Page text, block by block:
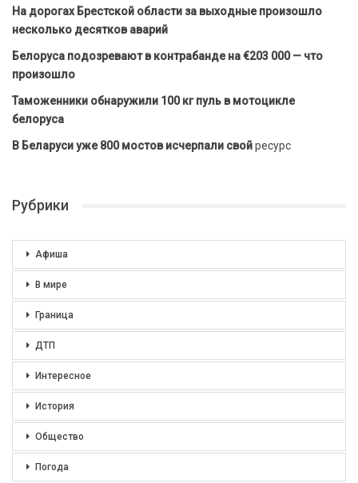
На дорогах Брестской области за выходные произошло
несколько десятков аварий
Белоруса подозревают в контрабанде на €203 000 — что
произошло
Таможенники обнаружили 100 кг пуль в мотоцикле
белоруса
В Беларуси уже 800 мостов исчерпали свойресурс
Рубрики
Афиша
В мире
Граница
ДТП
Интересное
История
Общество
Погода